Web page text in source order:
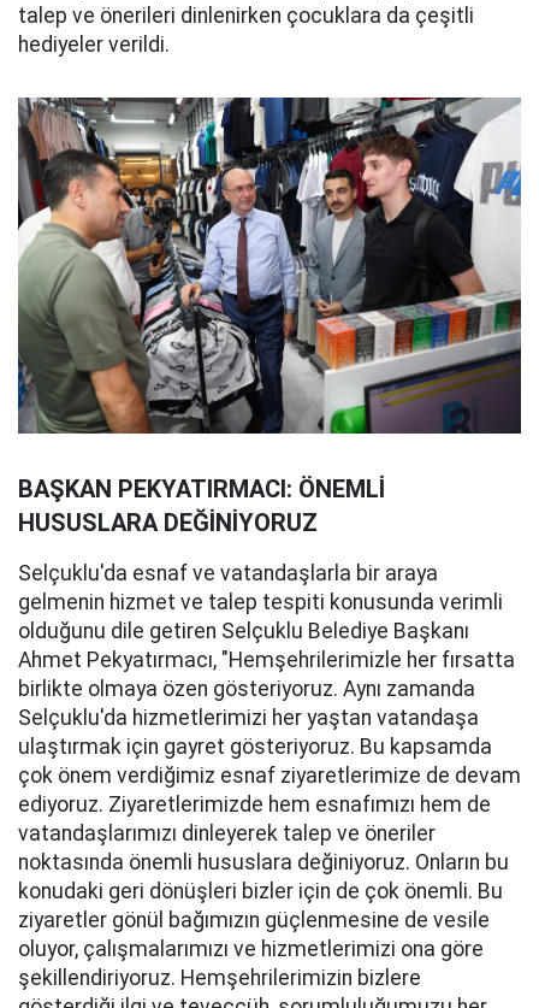
talep ve önerileri dinlenirken çocuklara da çeşitli
hediyeler verildi.
BAŞKAN PEKYATIRMACI: ÖNEMLİ
HUSUSLARA DEĞİNİYORUZ
Selçuklu'da esnaf ve vatandaşlarla bir araya
gelmenin hizmet ve talep tespiti konusunda verimli
olduğunu dile getiren Selçuklu Belediye Başkanı
Ahmet Pekyatırmacı, "Hemşehrilerimizle her fırsatta
birlikte olmaya özen gösteriyoruz. Aynı zamanda
Selçuklu'da hizmetlerimizi her yaştan vatandaşa
ulaştırmak için gayret gösteriyoruz. Bu kapsamda
çok önem verdiğimiz esnaf ziyaretlerimize de devam
ediyoruz. Ziyaretlerimizde hem esnafımızı hem de
vatandaşlarımızı dinleyerek talep ve öneriler
noktasında önemli hususlara değiniyoruz. Onların bu
konudaki geri dönüşleri bizler için de çok önemli. Bu
ziyaretler gönül bağımızın güçlenmesine de vesile
oluyor, çalışmalarımızı ve hizmetlerimizi ona göre
şekillendiriyoruz. Hemşehrilerimizin bizlere